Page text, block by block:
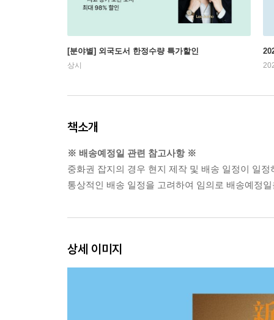
[분야별] 외국도서 한정수량 특가할인
상시
책소개
※ 배송예정일 관련 참고사항 ※
중화권 잡지의 경우 현지 제작 및 배송 일정이 일
통상적인 배송 일정을 고려하여 임의로 배송예정
상세 이미지